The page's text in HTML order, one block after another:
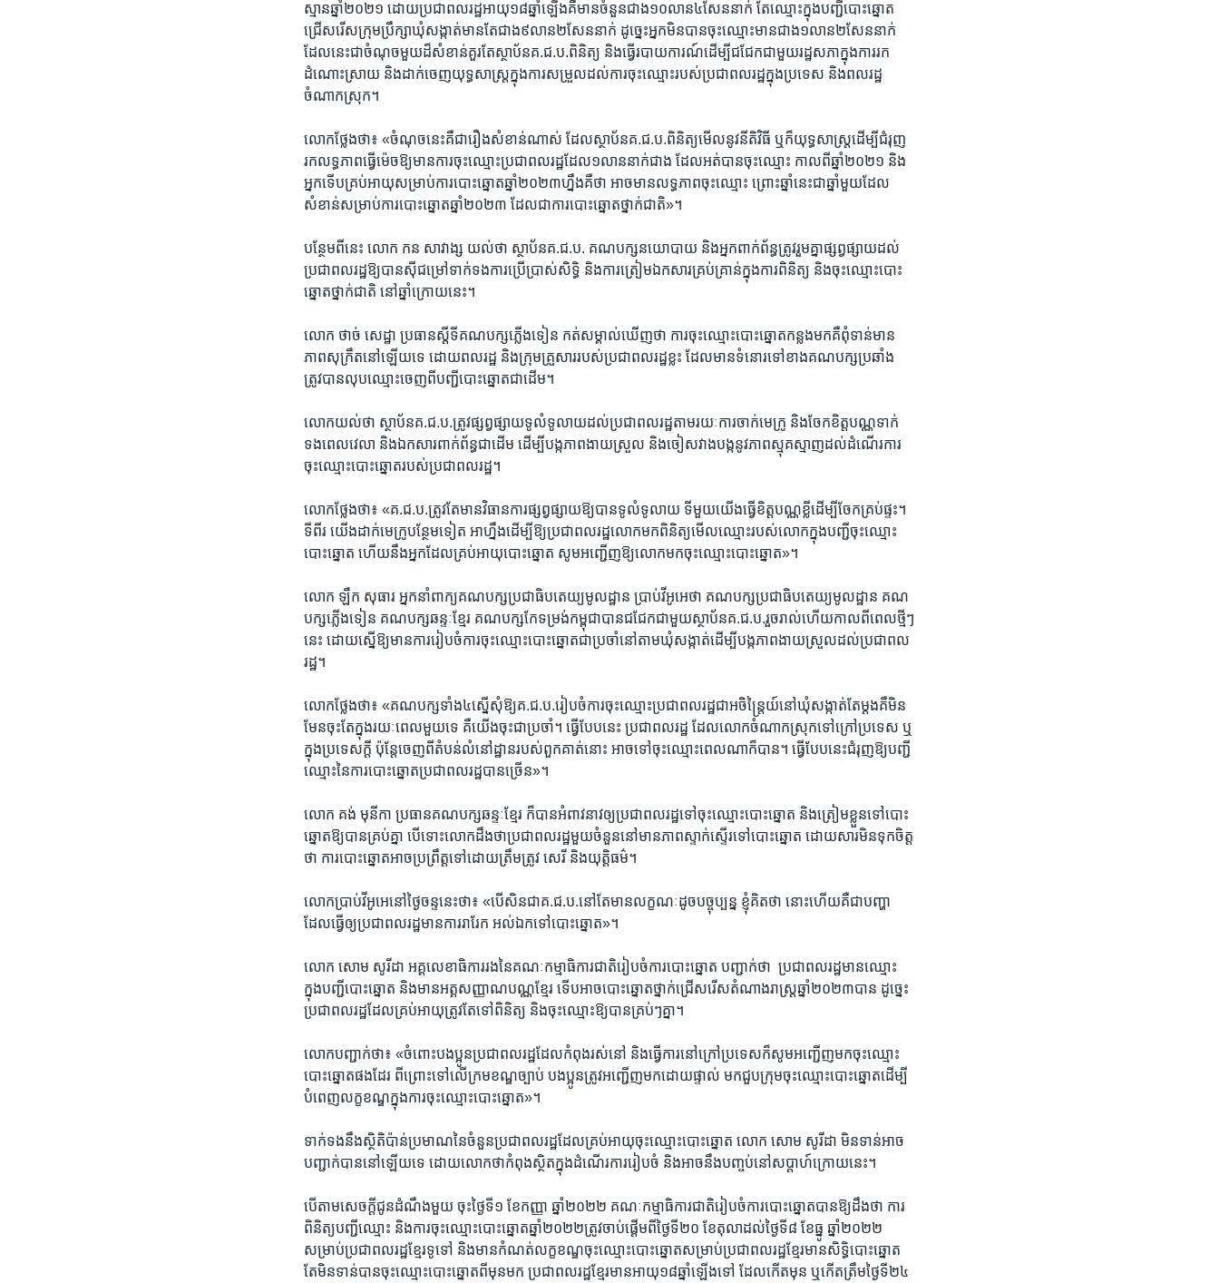
ស្មាន​ឆ្នាំ​២០២១​ ដោយ​ប្រជា​ពលរដ្ឋ​អាយុ​១៨​ឆ្នាំ​ឡើងគឺ​មាន​ចំនួន​ជាង​១០​លាន​៤​សែន​នាក់ ​តែ​ឈ្មោះ​ក្នុង​បញ្ជី​បោះ​ឆ្នោត​
ជ្រើស​រើស​ក្រុម​ប្រឹក្សា​ឃុំ​សង្កាត់​មាន​តែជាង​៩​លាន​២​សែន​នាក់​ ដូច្នេះអ្នកមិនបាន​ចុះ​ឈ្មោះ​មាន​ជាង​១​លាន​២​សែន​នាក់​
ដែល​នេះ​ជា​ចំណុច​មួយ​ដ៏​សំខាន់​គួរ​តែស្ថាប័នគ.ជ.ប.ពិនិត្យ​ និង​ធ្វើ​របាយ​ការណ៍ដើម្បី​ជជែកជាមួយ​រដ្ឋ​សភា​ក្នុង​ការ​រក​
ដំណោះ​ស្រាយ ​និង​ដាក់​ចេញ​យុទ្ធ​សាស្រ្ត​ក្នុង​ការ​សម្រួល​ដល់​ការ​ចុះ​ឈ្មោះ​របស់​ប្រជា​ពល​រដ្ឋ​ក្នុង​ប្រទេស ​និង​ពល​រដ្ឋ​
ចំណាក​ស្រុក។ ​
លោក​ថ្លែង​ថា៖ ​«ចំណុច​នេះ​គឺ​ជា​រឿង​សំខាន់​ណាស់ ​ដែល​ស្ថាប័ន​គ.ជ.ប.​ពិនិត្យ​មើល​នូវ​នីតិវិធី ​ឬ​ក៏​យុទ្ធ​សាស្រ្ត​ដើម្បី​ជំរុញ ​
រក​លទ្ធ​ភាព​ធ្វើ​ម៉េច​ឱ្យ​មាន​ការ​ចុះ​ឈ្មោះ​ប្រជា​ពល​រដ្ឋដែល​១​លាន​នាក់​ជាង​ ដែល​អត់​បាន​ចុះ​ឈ្មោះ ​កាល​ពី​ឆ្នាំ​២០២១​ និង​
អ្នក​ទើប​គ្រប់​អាយុ​សម្រាប់​ការ​បោះឆ្នោត​ឆ្នាំ​២០២៣​ហ្នឹង​គឺ​ថា​ អាច​មាន​លទ្ធ​ភាព​ចុះឈ្មោះ​ ព្រោះ​ឆ្នាំ​នេះ​ជាឆ្នាំ​មួយ​ដែល​
សំខាន់​សម្រាប់​ការ​បោះ​ឆ្នោត​ឆ្នាំ​២០២៣​ ដែល​ជា​ការ​បោះ​ឆ្នោត​ថ្នាក់​ជាតិ»។ ​
បន្ថែម​ពី​នេះ ​លោក ​កន សាវាង្ស ​យល់​ថា ​ស្ថាប័ន​គ.ជ.ប.​ គណ​បក្ស​នយោ​បាយ ​និង​អ្នក​ពាក់ព័ន្ធ​ត្រូវ​រួម​គ្នា​ផ្សព្វ​ផ្សាយ​ដល់​
ប្រជា​ពលរដ្ឋឱ្យ​បាន​ស៊ី​ជម្រៅ​ទាក់​ទង​ការ​ប្រើ​ប្រាស់​សិទ្ធិ​ និង​ការត្រៀម​ឯក​សារគ្រប់​គ្រាន់​ក្នុង​ការ​ពិនិត្យ​ និង​ចុះ​ឈ្មោះ​បោះ​
ឆ្នោត​ថ្នាក់​ជាតិ ​នៅ​ឆ្នាំ​ក្រោយ​នេះ។ ​
លោក ​ថាច់ សេដ្ឋា ​ប្រធាន​ស្តីទី​គណបក្ស​ភ្លើង​ទៀន​ កត់​សម្គាល់​ឃើញ​ថា ​ការ​ចុះ​ឈ្មោះ​បោះ​ឆ្នោតកន្លង​មក​គឺ​ពុំ​ទាន់​មាន​
ភាព​សុក្រឹត​នៅ​ឡើយ​ទេ ​ដោយ​ពល​រដ្ឋ ​និង​ក្រុម​គ្រួសារ​របស់​ប្រជា​ពល​រដ្ឋ​ខ្លះ ​ដែល​មាន​ទំនោរ​ទៅ​ខាង​គណ​បក្ស​ប្រឆាំង ​
ត្រូវ​បាន​លុប​ឈ្មោះ​ចេញ​ពី​បញ្ជី​បោះ​ឆ្នោត​ជា​ដើម។​
​លោក​យល់​ថា ​ស្ថាប័ន​គ.ជ.ប.​ត្រូវ​ផ្សព្វ​ផ្សាយ​ទូលំ​ទូលាយ​ដល់​ប្រជា​ពល​រដ្ឋ​តាម​រយៈ​ការ​ចាក់​មេក្រូ ​និង​ចែក​ខិត្តបណ្ណ​ទាក់​
ទង​ពេល​វេលា ​និង​ឯក​សារ​ពាក់​ព័ន្ធជា​ដើម​ ដើម្បី​បង្ក​ភាព​ងាយ​ស្រួល​ និង​ចៀស​វាង​បង្ក​នូវ​ភាព​ស្មុគ​ស្មាញ​ដល់​ដំណើរ​ការ​
ចុះ​ឈ្មោះ​បោះ​ឆ្នោត​របស់​ប្រជាពល​រដ្ឋ។​
​លោក​ថ្លែង​ថា៖ ​«គ.ជ.ប.ត្រូវ​តែ​មាន​វិធាន​ការ​ផ្សព្វ​ផ្សាយ​ឱ្យ​បាន​ទូលំ​ទូលាយ​ ទី​មួយ​យើង​ធ្វើ​ខិត្ត​បណ្ណ​ខ្លី​ដើម្បី​ចែក​គ្រប់​ផ្ទះ។​
ទីពីរ ​យើង​ដាក់​មេក្រូ​បន្ថែម​ទៀត ​អាហ្នឹងដើម្បី​ឱ្យ​ប្រជា​ពល​រដ្ឋ​លោក​មក​ពិនិត្យ​មើល​ឈ្មោះ​របស់​លោក​ក្នុង​បញ្ជី​ចុះ​ឈ្មោះ​
បោះ​ឆ្នោត​ ហើយ​នឹង​អ្នក​ដែល​គ្រប់​អាយុ​បោះ​ឆ្នោត​ សូម​អញ្ជើញ​ឱ្យ​លោក​មក​ចុះ​ឈ្មោះ​បោះ​ឆ្នោត»។​
​លោក ​ឡឹក សុធារ​ អ្នក​នាំ​ពាក្យ​គណ​បក្ស​ប្រជា​ធិប​តេយ្យ​មូលដ្ឋាន ​ប្រាប់​វីអូអេ​ថា​ គណ​បក្ស​ប្រជា​ធិប​តេយ្យ​មូល​ដ្ឋាន ​គណ​
បក្ស​ភ្លើង​ទៀន ​គណបក្ស​ឆន្ទៈ​ខ្មែរ​ គណ​បក្ស​កែ​ទម្រង់​កម្ពុជា​បាន​ជជែក​ជាមួយ​ស្ថាប័ន​គ.ជ.ប.​រួច​រាល់​ហើយ​កាល​ពី​ពេល​ថ្មី​ៗ​
នេះ​ ដោយ​ស្នើឱ្យ​មាន​ការ​រៀប​ចំ​ការ​ចុះ​ឈ្មោះ​បោះ​ឆ្នោតជា​ប្រចាំ​នៅ​តាម​ឃុំ​សង្កាត់​ដើម្បី​បង្ក​ភាព​ងាយ​ស្រួល​ដល់​ប្រជាព​ល​
រដ្ឋ។​
លោក​ថ្លែង​ថា៖ ​«គណបក្ស​ទាំង​៤​ស្នើ​សុំ​ឱ្យ​គ.ជ.ប.រៀប​ចំការ​ចុះឈ្មោះប្រជា​ពលរដ្ឋ​ជា​អចិន្ត្រៃយ៍​នៅ​ឃុំ​សង្កាត់​តែ​ម្តង​គឺ​មិន​
មែន​ចុះ​តែ​ក្នុង​រយៈ​ពេល​មួយ​ទេ​ គឺ​យើង​ចុះ​ជា​ប្រចាំ។ ធ្វើ​បែប​នេះ ​ប្រជា​ពល​រដ្ឋ​ ដែល​លោក​ចំណាក​ស្រុក​ទៅ​ក្រៅ​ប្រទេស​ ឬ​
ក្នុង​ប្រទេស​ក្តី ​ប៉ុន្តែ​ចេញ​ពី​តំបន់​លំនៅ​ដ្ឋាន​របស់​ពួក​គាត់​នោះ ​អាច​ទៅ​ចុះ​ឈ្មោះ​ពេល​ណា​ក៏​បាន។​ ធ្វើ​បែប​នេះ​ជំរុញ​ឱ្យ​បញ្ជី​
ឈ្មោះ​នៃ​ការ​បោះ​ឆ្នោត​ប្រជា​ពល​រដ្ឋ​បាន​ច្រើន»។​
លោក​ គង់ មុនីកា ​ប្រធាន​គណបក្ស​ឆន្ទៈ​ខ្មែរ ​ក៏​បាន​អំពាវនាវ​ឲ្យ​ប្រជា​ពលរដ្ឋ​ទៅ​ចុះ​ឈ្មោះ​បោះ​ឆ្នោត ​និង​ត្រៀម​ខ្លួន​ទៅ​បោះ​
ឆ្នោត​ឱ្យ​បាន​គ្រប់​គ្នា ​បើ​ទោះ​លោក​ដឹង​ថា​ប្រជា​ពលរដ្ឋ​មួយ​ចំនួន​នៅ​មាន​ភាព​ស្ទាក់​ស្ទើរ​ទៅ​បោះ​ឆ្នោត ​ដោយ​សារ​មិន​ទុក​ចិត្ត​
ថា​ ការ​បោះ​ឆ្នោត​អាច​ប្រព្រឹត្ត​ទៅ​ដោយ​ត្រឹមត្រូវ ​សេរី ​និង​យុត្តិ​ធម៌។​
លោក​ប្រាប់​វីអូអេ​នៅ​ថ្ងៃ​ចន្ទ​នេះ​ថា៖​ «បើ​សិន​ជា​គ.ជ.ប.​នៅ​តែ​មាន​លក្ខណៈ​ដូច​បច្ចុប្បន្ន​ ខ្ញុំ​គិត​ថា​ នោះ​ហើយ​គឺ​ជា​បញ្ហា​
ដែលធ្វើ​ឲ្យ​ប្រជា​ពលរដ្ឋ​មាន​ការ​រារែក ​អល់​ឯក​ទៅ​បោះ​ឆ្នោត»។​
​លោក​ សោម សូរីដា​ អគ្គ​លេខា​ធិការ​រង​នៃ​គណៈ​កម្មា​ធិការ​ជាតិ​រៀប​ចំ​ការ​បោះឆ្នោត​ បញ្ជាក់​ថា ​ ប្រជា​ពល​រដ្ឋ​មាន​ឈ្មោះ​
ក្នុង​បញ្ជី​បោះ​ឆ្នោត ​និង​មាន​អត្ត​សញ្ញាណ​បណ្ណខ្មែរ ​ទើប​អាច​បោះ​ឆ្នោត​ថ្នាក់​ជ្រើស​រើស​តំណាង​រាស្រ្ត​ឆ្នាំ​២០២៣​បាន ​ដូច្នេះ​
ប្រជា​ពលរដ្ឋ​ដែល​គ្រប់​អាយុ​ត្រូវ​តែ​ទៅ​ពិនិត្យ​ និង​ចុះ​ឈ្មោះ​ឱ្យ​បាន​គ្រប់ៗ​គ្នា។​
លោក​បញ្ជាក់​ថា៖ ​«​ចំពោះ​បង​ប្អូន​ប្រជា​ពលរដ្ឋ​ដែល​កំពុង​រស់នៅ ​និង​ធ្វើការ​នៅ​ក្រៅ​ប្រទេស​ក៏​សូម​អញ្ជើញ​មក​ចុះ​ឈ្មោះ​
បោះ​ឆ្នោត​ផង​ដែរ​ ពី​ព្រោះ​ទៅ​លើ​ក្រម​ខណ្ឌ​ច្បាប់​ បង​ប្អូន​ត្រូវ​អញ្ជើញ​មក​ដោយ​ផ្ទាល់​ មក​ជួប​ក្រុមចុះ​ឈ្មោះ​បោះ​ឆ្នោត​ដើម្បី​
បំពេញ​លក្ខ​ខណ្ឌ​ក្នុង​ការ​ចុះ​ឈ្មោះ​បោះ​ឆ្នោត»។​
ទាក់ទង​នឹង​ស្ថិតិ​ប៉ាន់​ប្រមាណ​នៃ​ចំនួន​ប្រជា​ពល​រដ្ឋ​ដែល​គ្រប់​អាយុ​ចុះ​ឈ្មោះ​បោះ​ឆ្នោត​ លោក ​សោម សូរីដា ​មិន​ទាន់​អាច​
បញ្ជាក់បាន​នៅ​ឡើយ​ទេ​ ដោយ​លោកថា​កំពុង​ស្ថិត​ក្នុង​ដំណើរ​ការ​រៀប​ចំ ​និង​អាច​នឹង​បញ្ចប់​នៅ​សប្ដាហ៍​ក្រោយ​នេះ។​
បើ​តាម​សេចក្តី​ជូន​ដំណឹង​មួយ ​ចុះ​ថ្ងៃ​ទី១​ ខែ​កញ្ញា ​ឆ្នាំ​២០២២​ គណៈ​កម្មាធិការ​ជាតិ​រៀបចំការ​បោះ​ឆ្នោត​បាន​ឱ្យដឹង​ថា​ ការ​
ពិនិត្យ​បញ្ជី​ឈ្មោះ ​និង​ការ​ចុះ​ឈ្មោះ​បោះឆ្នោត​ឆ្នាំ​២០២២​ត្រូវ​ចាប់​ផ្តើម​ពី​ថ្ងៃ​ទី​២០​ ខែតុលា​ដល់​ថ្ងៃ​ទី​៨ ​ខែធ្នូ ​ឆ្នាំ​២០២២ ​
សម្រាប់​ប្រជា​ពល​រដ្ឋ​ខ្មែរ​ទូទៅ ​និងមាន​កំណត់​លក្ខ​ខណ្ឌចុះ​ឈ្មោះ​បោះ​ឆ្នោតសម្រាប់ប្រជា​ពលរដ្ឋ​ខ្មែរ​មាន​សិទ្ធិ​បោះ​ឆ្នោត​
តែមិន​ទាន់​បាន​ចុះ​ឈ្មោះ​បោះ​ឆ្នោត​ពី​មុន​មក ​ប្រជា​ពលរដ្ឋ​ខ្មែរ​មាន​អាយុ​១៨​ឆ្នាំ​ឡើង​ទៅ​ ដែលកើត​មុន ​ឬ​កើត​ត្រឹម​ថ្ងៃ​ទី​២៤ ​